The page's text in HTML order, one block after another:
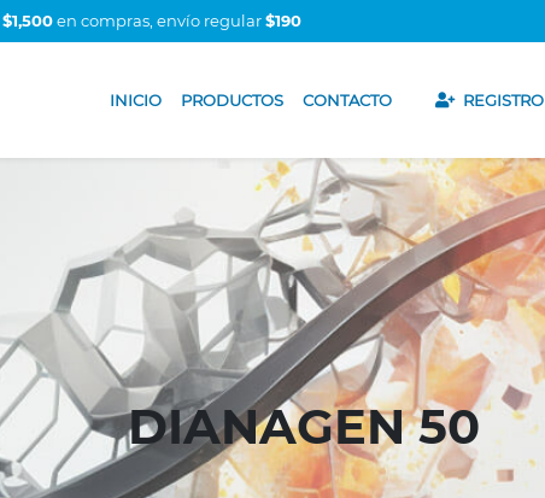
$1,500en compras, envío regular$190
INICIO PRODUCTOS CONTACTO REGISTRO
DIANAGEN 50